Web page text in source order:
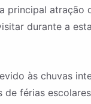
principal atração
durante a
às chuvas
férias